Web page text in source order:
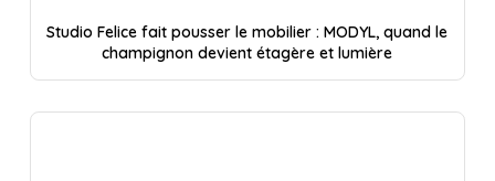
Studio Felice fait pousser le mobilier : MODYL, quand le
champignon devient étagère et lumière